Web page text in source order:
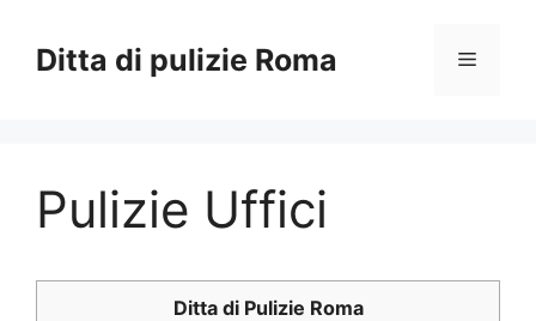
contenuto
Ditta di pulizie Roma Menu
Pulizie Uffici
Ditta di Pulizie Roma